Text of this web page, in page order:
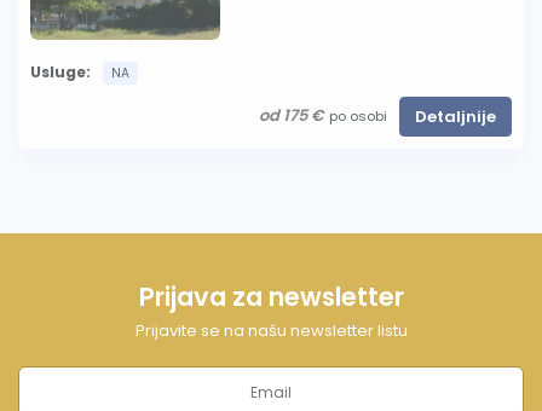
Usluge: NA
od 175 € po osobi Detaljnije
Prijava za newsletter
Prijavite se na našu newsletter listu